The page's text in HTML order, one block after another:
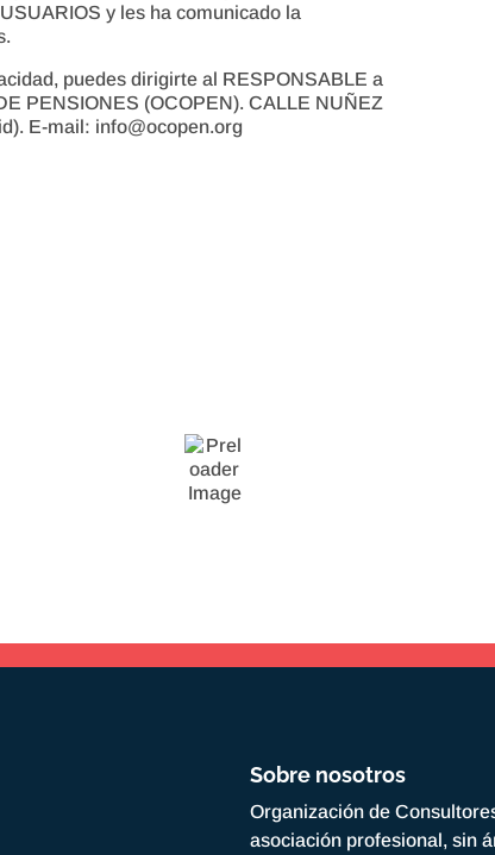
y les ha comunicado la
puedes dirigirte al RESPONSABLE a
PENSIONES (OCOPEN). CALLE NUÑEZ
E-mail: info@ocopen.org
Sobre nosotros
Organización de
asociación profesional, sin